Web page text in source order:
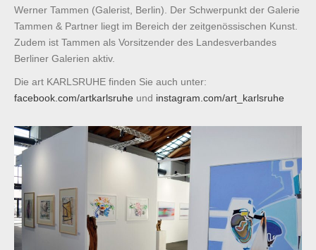
Werner Tammen (Galerist, Berlin). Der Schwerpunkt der Galerie
Tammen & Partner liegt im Bereich der zeitgenössischen Kunst.
Zudem ist Tammen als Vorsitzender des Landesverbandes
Berliner Galerien aktiv.
Die art KARLSRUHE finden Sie auch unter:
facebook.com/artkarlsruhe und instagram.com/art_karlsruhe